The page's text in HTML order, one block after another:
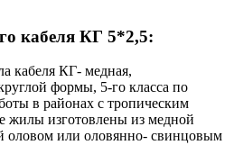
кабеля КГ 5*2,5:
кабеля КГ- медная,
формы, 5-го класса по
в районах с тропическим
жилы изготовлены из медной
оловом или оловянно- свинцовым